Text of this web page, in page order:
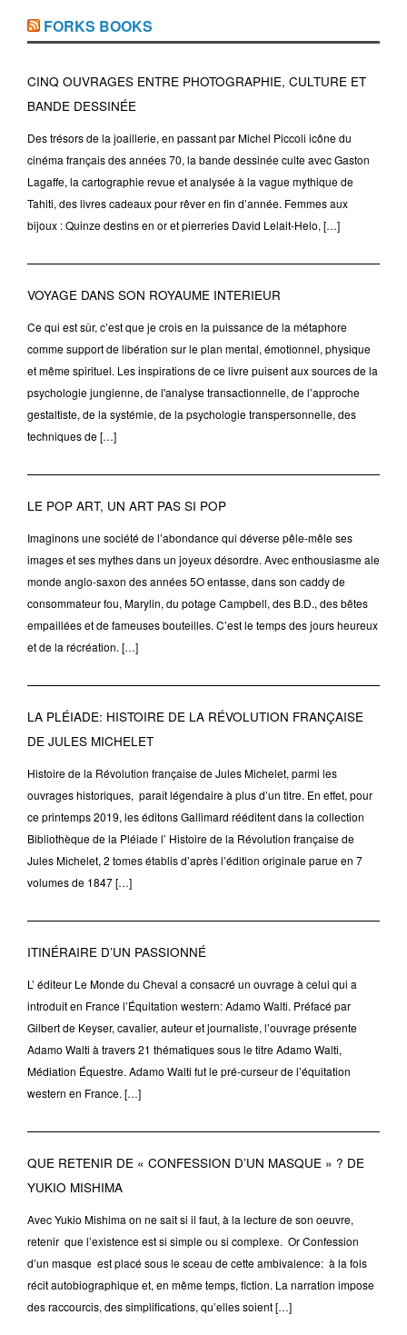
FORKS BOOKS
CINQ OUVRAGES ENTRE PHOTOGRAPHIE, CULTURE ET
BANDE DESSINÉE
Des trésors de la joaillerie, en passant par Michel Piccoli icône du
cinéma français des années 70, la bande dessinée culte avec Gaston
Lagaffe, la cartographie revue et analysée à la vague mythique de
Tahiti, des livres cadeaux pour rêver en fin d’année. Femmes aux
bijoux : Quinze destins en or et pierreries David Lelait-Helo, […]
VOYAGE DANS SON ROYAUME INTERIEUR
Ce qui est sûr, c’est que je crois en la puissance de la métaphore
comme support de libération sur le plan mental, émotionnel, physique
et même spirituel. Les inspirations de ce livre puisent aux sources de la
psychologie jungienne, de l'analyse transactionnelle, de l’approche
gestaltiste, de la systémie, de la psychologie transpersonnelle, des
techniques de […]
LE POP ART, UN ART PAS SI POP
Imaginons une société de l’abondance qui déverse pêle-mêle ses
images et ses mythes dans un joyeux désordre. Avec enthousiasme ale
monde anglo-saxon des années 5O entasse, dans son caddy de
consommateur fou, Marylin, du potage Campbell, des B.D., des bêtes
empaillées et de fameuses bouteilles. C’est le temps des jours heureux
et de la récréation. […]
LA PLÉIADE: HISTOIRE DE LA RÉVOLUTION FRANÇAISE
DE JULES MICHELET
Histoire de la Révolution française de Jules Michelet, parmi les
ouvrages historiques, paraît légendaire à plus d’un titre. En effet, pour
ce printemps 2019, les éditons Gallimard rééditent dans la collection
Bibliothèque de la Pléiade l’ Histoire de la Révolution française de
Jules Michelet, 2 tomes établis d’après l’édition originale parue en 7
volumes de 1847 […]
ITINÉRAIRE D’UN PASSIONNÉ
L’ éditeur Le Monde du Cheval a consacré un ouvrage à celui qui a
introduit en France l’Équitation western: Adamo Walti. Préfacé par
Gilbert de Keyser, cavalier, auteur et journaliste, l’ouvrage présente
Adamo Walti à travers 21 thématiques sous le titre Adamo Walti,
Médiation Équestre. Adamo Walti fut le pré-curseur de l’équitation
western en France. […]
QUE RETENIR DE « CONFESSION D’UN MASQUE » ? DE
YUKIO MISHIMA
Avec Yukio Mishima on ne sait si il faut, à la lecture de son oeuvre,
retenir que l’existence est si simple ou si complexe. Or Confession
d’un masque est placé sous le sceau de cette ambivalence: à la fois
récit autobiographique et, en même temps, fiction. La narration impose
des raccourcis, des simplifications, qu’elles soient […]